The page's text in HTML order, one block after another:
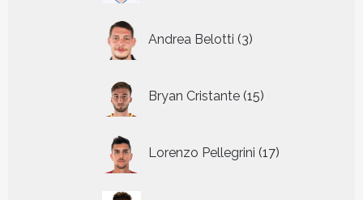
Andrea Belotti 3
producten
Bryan Cristante 15
producten
Lorenzo Pellegrini 17
producten